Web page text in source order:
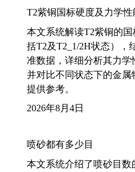
T2紫铜国标硬度及力学性
本文系统解读T2紫铜的
括T2及T2_1/2H状态），
准数据，详细分析其力学
并对比不同状态下的金
提供参考。
2026年8月4日
喷砂都有多少目
本文系统介绍了喷砂目